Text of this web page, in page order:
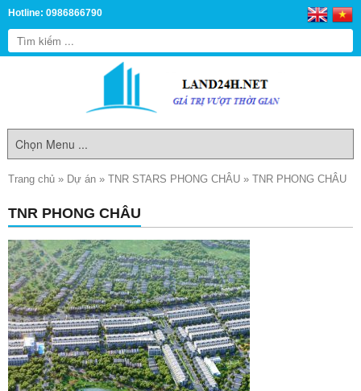
Hotline: 0986866790
Trang chủ » Dự án » TNR STARS PHONG CHÂU » TNR PHONG CHÂU
TNR PHONG CHÂU